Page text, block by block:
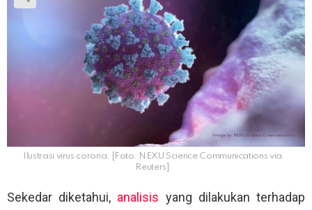
Ilustrasi virus corona. [Foto: NEXU Science Communications via
Reuters]
Sekedar diketahui, analisis yang dilakukan terhadap